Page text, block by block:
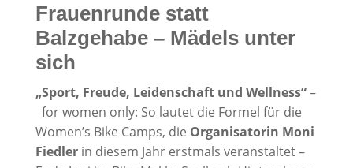
Frauenrunde statt
Balzgehabe – Mädels unter
sich
„Sport, Freude, Leidenschaft und Wellness“–
for women only: So lautet die Formel für die
Women’s Bike Camps, die Organisatorin Moni
Fiedlerin diesem Jahr erstmals veranstaltet –